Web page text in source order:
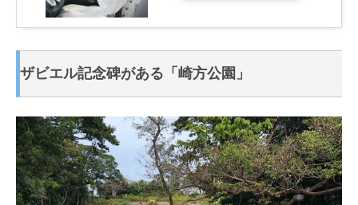
ザビエル記念碑がある「崎方公園」